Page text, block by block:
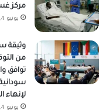
مركز
يونيو 4, 2026
وثيقة
من
توافق
لإنهاء
يونيو 4, 2026